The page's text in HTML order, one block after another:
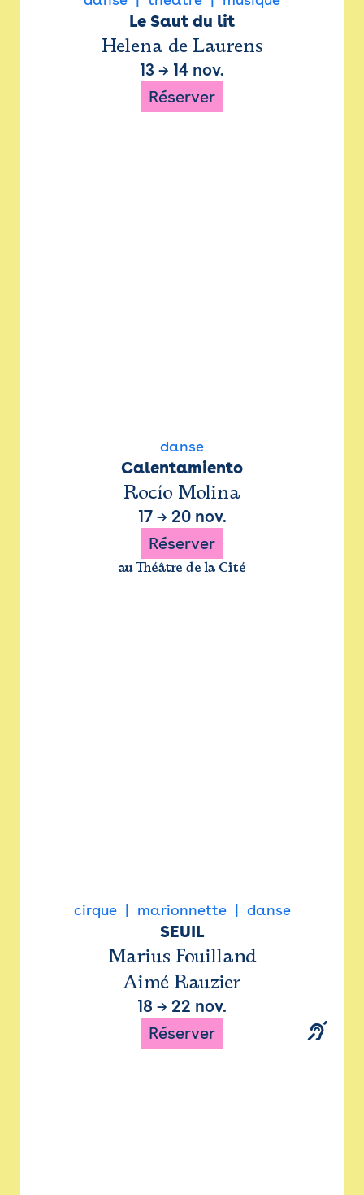
Le Saut du lit
Helena de Laurens
13 → 14 nov.
Réserver
danse
Calentamiento
Rocío Molina
17→ 20 nov.
Réserver
au Théâtre de la Cité
cirque marionnette danse
SEUIL
Marius Fouilland
Aimé Rauzier
18 → 22 nov.
Réserver